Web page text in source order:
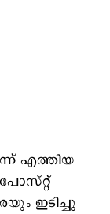
എത്തിയ
ഇടിച്ചു